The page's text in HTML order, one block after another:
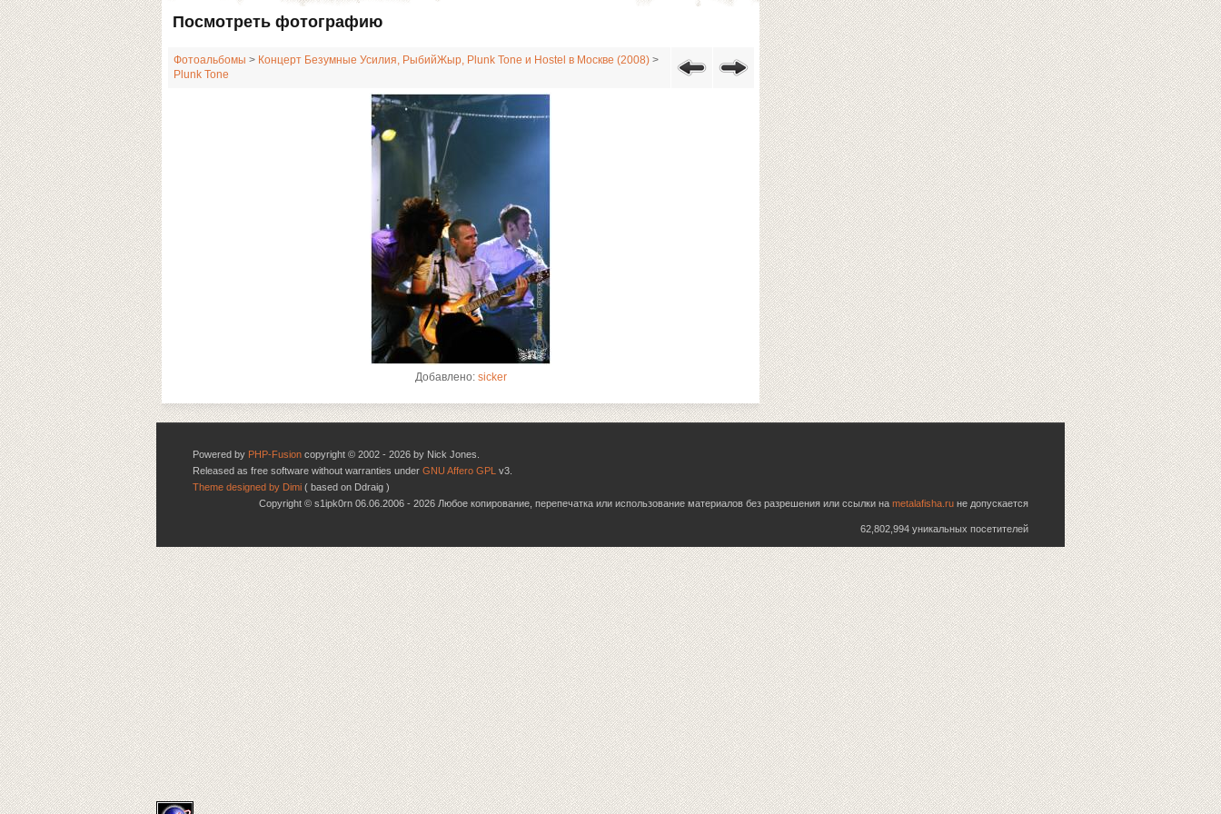
Посмотреть фотографию
Фотоальбомы > Концерт Безумные Усилия, РыбийЖыр, Plunk Tone и Hostel в Москве (2008) >
Plunk Tone
Добавлено: sicker
Powered by PHP-Fusion copyright © 2002 - 2026 by Nick Jones.
Released as free software without warranties under GNU Affero GPL v3.
Theme designed by Dimi ( based on Ddraig )
Copyright © s1ipk0rn 06.06.2006 - 2026 Любое копирование, перепечатка или использование материалов без разрешения или ссылки на metalafisha.ru не допускается
62,802,994 уникальных посетителей